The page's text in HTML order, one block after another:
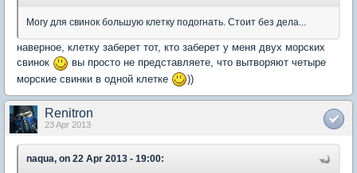
Могу для свинок большую клетку подогнать. Стоит без дела...
наверное, клетку заберет тот, кто заберет у меня двух морских
свинок
вы просто не представляете, что вытворяют четыре
морские свинки в одной клетке
))
Renitron
23 Apr 2013
naqua, on 22 Apr 2013 - 19:00: